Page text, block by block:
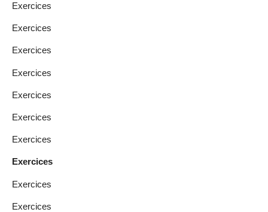
Exercices
Exercices
Exercices
Exercices
Exercices
Exercices
Exercices
Exercices
Exercices
Exercices